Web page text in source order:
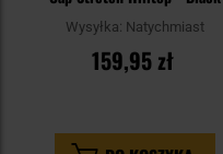
Wysyłka: Natychmiast
159,95 zł